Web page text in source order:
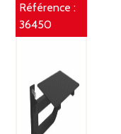
Référence :
36450